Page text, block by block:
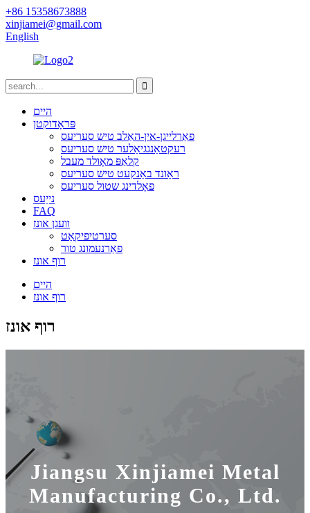
+86 15358673888
xinjiamei@gmail.com
English
היים
פּראָדוקטן
פאַרלייגן-אין-האַלב טיש סעריעס
רעקטאַנגגיאַלער טיש סעריעס
קלאַפּ מאָולד מעבל
ראָונד באַנקעט טיש סעריעס
פאָלדינג שטול סעריעס
נייַעס
FAQ
וועגן אונז
סערטיפיקאַט
פאַרנעמונג טור
רוף אונז
היים
רוף אונז
רוף אונז
Jiangsu Xinjiamei Metal
Manufacturing Co., Ltd.